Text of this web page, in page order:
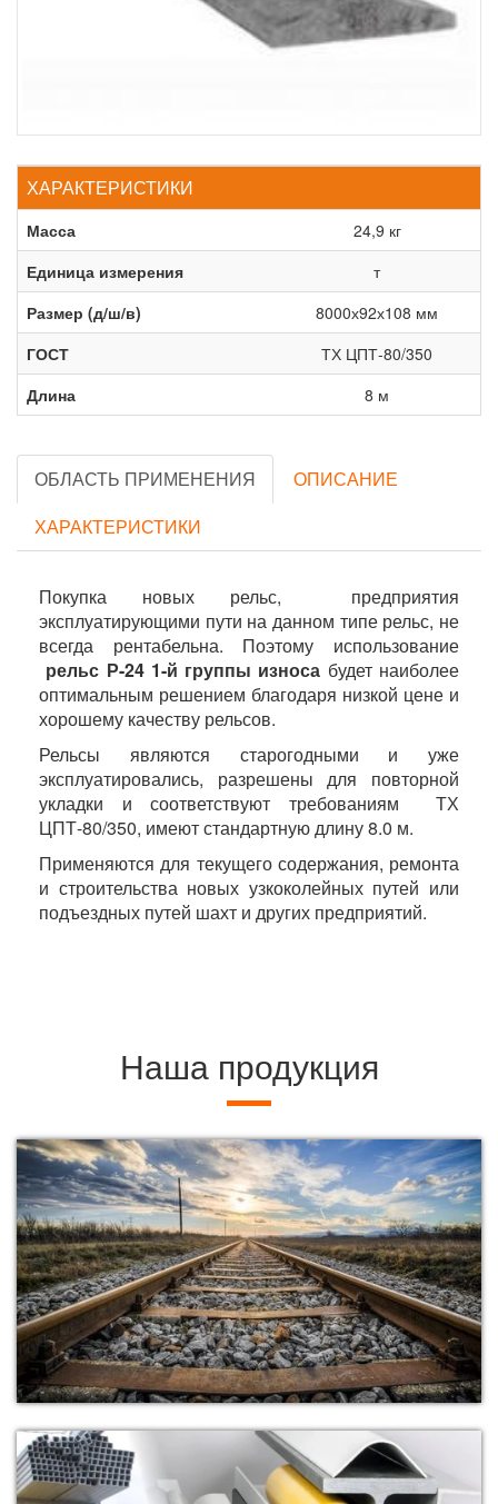
ХАРАКТЕРИСТИКИ
Масса
24,9 кг
Единица измерения
т
Размер (д/ш/в)
8000х92х108 мм
ГОСТ
ТХ ЦПТ-80/350
Длина
8 м
ОБЛАСТЬ ПРИМЕНЕНИЯ
ОПИСАНИЕ
ХАРАКТЕРИСТИКИ
Покупка новых рельс, предприятия
эксплуатирующими пути на данном типе рельс, не
всегда рентабельна. Поэтому использование
рельс Р-24 1-й группы износа будет наиболее
оптимальным решением благодаря низкой цене и
хорошему качеству рельсов.
Рельсы являются старогодными и уже
эксплуатировались, разрешены для повторной
укладки и соответствуют требованиям ТХ
ЦПТ-80/350, имеют стандартную длину 8.0 м.
Применяются для текущего содержания, ремонта
и строительства новых узкоколейных путей или
подъездных путей шахт и других предприятий.
Наша продукция